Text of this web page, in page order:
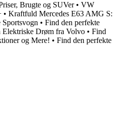
Brugte og SUVer• VW
• Kraftfuld Mercedes E63 AMG S:
• Find den perfekte
Elektriske Drøm fra Volvo • Find
og Mere! • Find den perfekte